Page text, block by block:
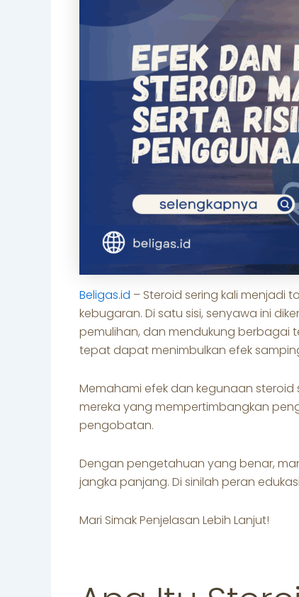
Beligas.id – Steroid sering kali menjadi
kebugaran. Di satu sisi, senyawa ini
pemulihan, dan mendukung berbagai
tepat dapat menimbulkan efek
Memahami efek dan kegunaan
mereka yang mempertimbangkan
pengobatan.
Dengan pengetahuan yang benar,
jangka panjang. Di sinilah peran
Mari Simak Penjelasan Lebih Lanjut!